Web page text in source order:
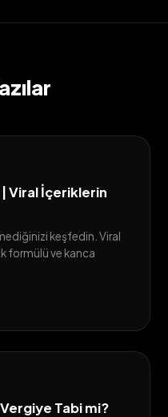
Viral İçeriklerin
keşfedin. Viral
formülü ve kanca
Tabi mi?